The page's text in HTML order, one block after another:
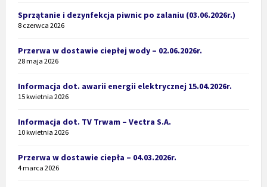
Sprzątanie i dezynfekcja piwnic po zalaniu (03.06.2026r.)
8 czerwca 2026
Przerwa w dostawie ciepłej wody – 02.06.2026r.
28 maja 2026
Informacja dot. awarii energii elektrycznej 15.04.2026r.
15 kwietnia 2026
Informacja dot. TV Trwam – Vectra S.A.
10 kwietnia 2026
Przerwa w dostawie ciepła – 04.03.2026r.
4 marca 2026